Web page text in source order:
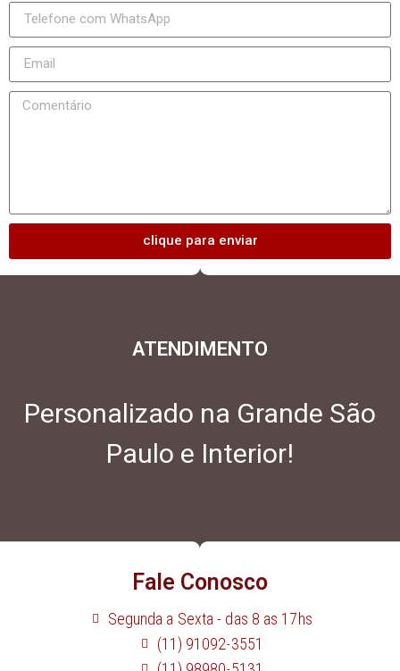
clique para enviar
ATENDIMENTO
Personalizado na Grande São
Paulo e Interior!
Fale Conosco
Segunda a Sexta - das 8 as 17hs
(11) 91092-3551